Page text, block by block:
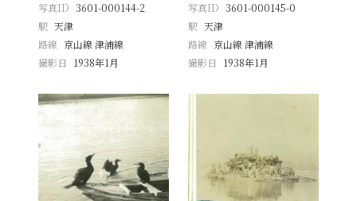
写真ID 3601-000144-2
駅 天津
路線 京山線 津浦線
撮影日
1938年1月
写真ID 3601-000145-0
駅 天津
路線 京山線 津浦線
撮影日
1938年1月